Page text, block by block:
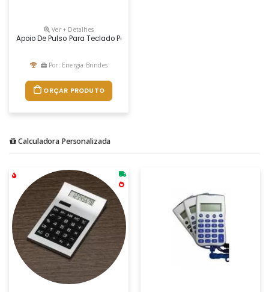
Ver + Detalhes
Apoio De Pulso Para Teclado Personalizado
Por: Energia Brindes
ORÇAR PRODUTO
Calculadora Personalizada